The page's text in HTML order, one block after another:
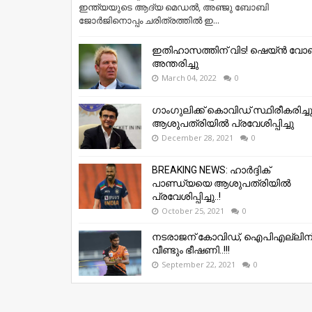
ഇന്ത്യയുടെ ആദ്യ മെഡൽ, അഞ്ജു ബോബി
ജോർജിനൊപ്പം ചരിത്രത്തിൽ ഇ...
ഇതിഹാസത്തിന് വിട! ഷെയ്ൻ
അന്തരിച്ചു
March 04, 2022 0
ഗാംഗുലിക്ക് കൊവിഡ്
ആശുപത്രിയിൽ പ്രവേശിപ്പിച്ചു
December 28, 2021 0
BREAKING NEWS: ഹാർദ്ദിക്
പാണ്ഡ്യയെ ആശുപത്രിയിൽ
പ്രവേശിപ്പിച്ചു..!
October 25, 2021 0
നടരാജന് കോവിഡ്, ഐപിഎല്ലിന്
വീണ്ടും ഭീഷണി..!!!
September 22, 2021 0